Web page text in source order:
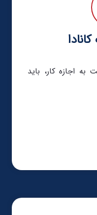
به اجازه کار، باید